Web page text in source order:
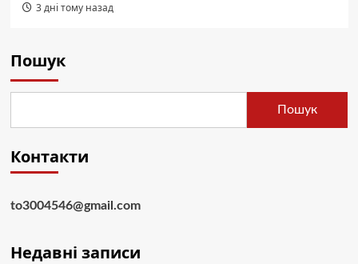
3 дні тому назад
Пошук
Пошук
Контакти
to3004546@gmail.com
Недавні записи